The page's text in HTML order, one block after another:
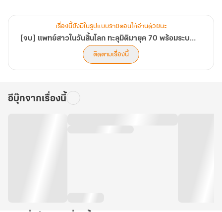
เรื่องนี้ยังมีในรูปแบบรายตอนให้อ่านด้วยนะ
[จบ] แพทย์สาวในวันสิ้นโลก ทะลุมิติมายุค 70 พร้อมระบบมิติพิเศษ
ติดตามเรื่องนี้
อีบุ๊กจากเรื่องนี้